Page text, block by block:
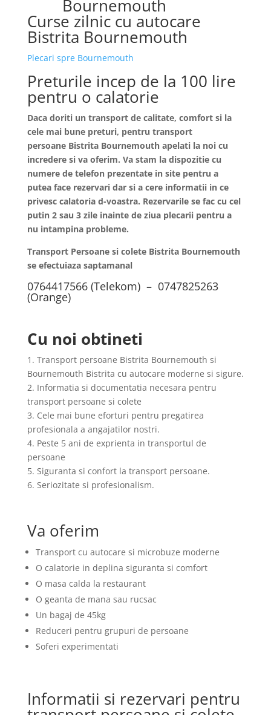
Curse zilnic cu autocare
Bistrita Bournemouth
Plecari spre Bournemouth
Preturile incep de la 100 lire
pentru o calatorie
Daca doriti un transport de calitate, comfort si la
cele mai bune preturi, pentru transport
persoane Bistrita Bournemouth apelati la noi cu
incredere si va oferim. Va stam la dispozitie cu
numere de telefon prezentate in site pentru a
putea face rezervari dar si a cere informatii in ce
privesc calatoria d-voastra. Rezervarile se fac cu cel
putin 2 sau 3 zile inainte de ziua plecarii pentru a
nu intampina probleme.
Transport Persoane si colete Bistrita Bournemouth
se efectuiaza saptamanal
0764417566 (Telekom) – 0747825263
(Orange)
Cu noi obtineti
1. Transport persoane Bistrita Bournemouth si
Bournemouth Bistrita cu autocare moderne si sigure.
2. Informatia si documentatia necesara pentru
transport persoane si colete
3. Cele mai bune eforturi pentru pregatirea
profesionala a angajatilor nostri.
4. Peste 5 ani de exprienta in transportul de
persoane
5. Siguranta si confort la transport persoane.
6. Seriozitate si profesionalism.
Va oferim
Transport cu autocare si microbuze moderne
O calatorie in deplina siguranta si comfort
O masa calda la restaurant
O geanta de mana sau rucsac
Un bagaj de 45kg
Reduceri pentru grupuri de persoane
Soferi experimentati
Informatii si rezervari pentru